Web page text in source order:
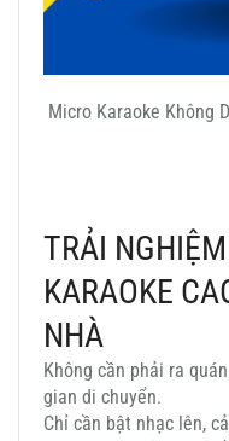
Micro Karaoke Không
TRẢI
KARAOKE
NHÀ
Không cần phải ra
gian di chuyển.
Chỉ cần bật nhạc lên,